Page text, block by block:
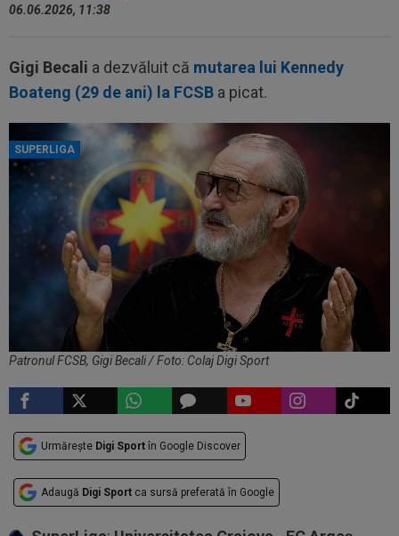
06.06.2026, 11:38
Gigi Becali a dezvăluit că mutarea lui Kennedy
Boateng (29 de ani) la FCSB a picat.
SUPERLIGA
Patronul FCSB, Gigi Becali / Foto: Colaj Digi Sport
Urmărește Digi Sport în Google Discover
Adaugă Digi Sport ca sursă preferată în Google